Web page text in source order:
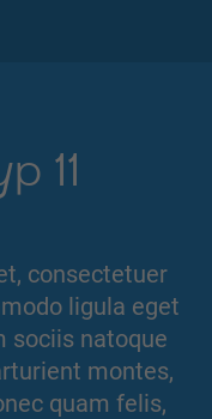
11
consectetuer
ligula eget
sociis natoque
montes,
quam felis,